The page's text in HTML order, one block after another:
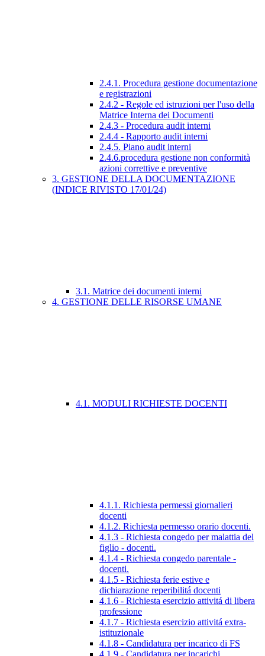
2.4.1. Procedura gestione documentazione
e registrazioni
2.4.2 - Regole ed istruzioni per l'uso della
Matrice Interna dei Documenti
2.4.3 - Procedura audit interni
2.4.4 - Rapporto audit interni
2.4.5. Piano audit interni
2.4.6.procedura gestione non conformità
azioni correttive e preventive
3. GESTIONE DELLA DOCUMENTAZIONE
(INDICE RIVISTO 17/01/24)
3.1. Matrice dei documenti interni
4. GESTIONE DELLE RISORSE UMANE
4.1. MODULI RICHIESTE DOCENTI
4.1.1. Richiesta permessi giornalieri
docenti
4.1.2. Richiesta permesso orario docenti.
4.1.3 - Richiesta congedo per malattia del
figlio - docenti.
4.1.4 - Richiesta congedo parentale -
docenti.
4.1.5 - Richiesta ferie estive e
dichiarazione reperibilitá docenti
4.1.6 - Richiesta esercizio attivitá di libera
professione
4.1.7 - Richiesta esercizio attivitá extra-
istituzionale
4.1.8 - Candidatura per incarico di FS